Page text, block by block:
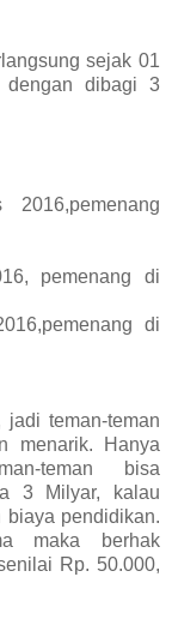
sejak 01
dengan dibagi 3
pemenang di
di
teman-teman
menarik. Hanya
teman bisa
3 Milyar, kalau
biaya pendidikan.
maka berhak
Rp. 50.000,